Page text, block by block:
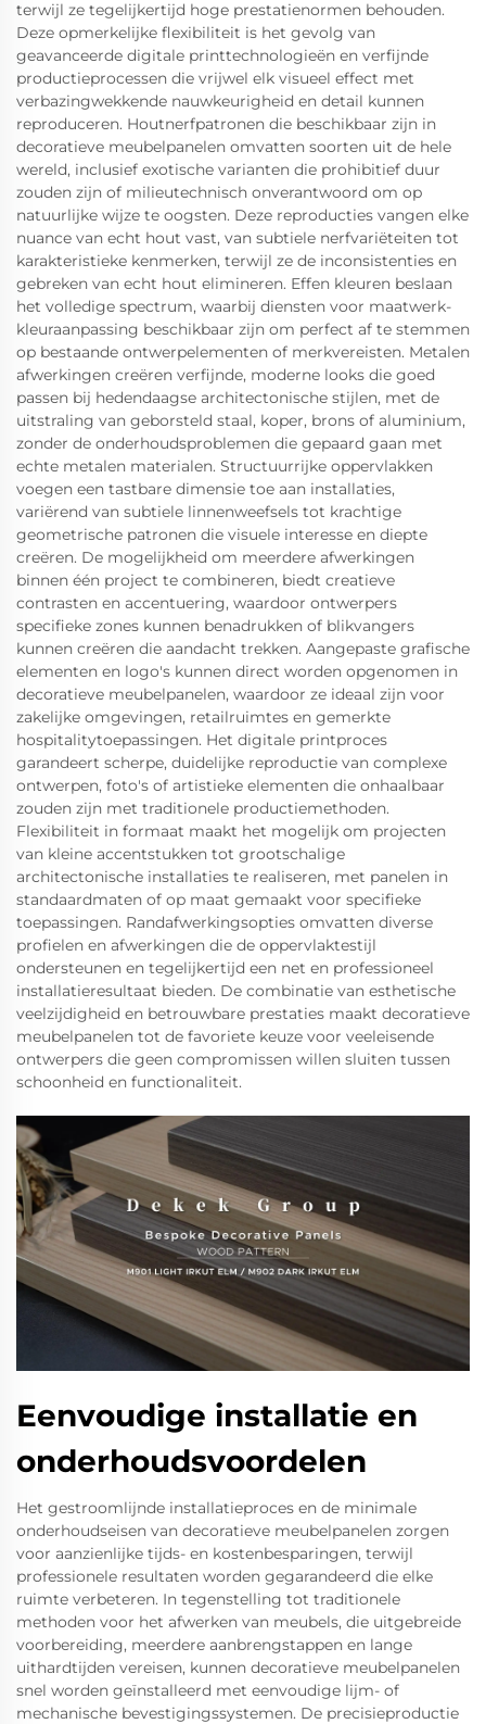
terwijl ze tegelijkertijd hoge prestatienormen behouden.
Deze opmerkelijke flexibiliteit is het gevolg van
geavanceerde digitale printtechnologieën en verfijnde
productieprocessen die vrijwel elk visueel effect met
verbazingwekkende nauwkeurigheid en detail kunnen
reproduceren. Houtnerfpatronen die beschikbaar zijn in
decoratieve meubelpanelen omvatten soorten uit de hele
wereld, inclusief exotische varianten die prohibitief duur
zouden zijn of milieutechnisch onverantwoord om op
natuurlijke wijze te oogsten. Deze reproducties vangen elke
nuance van echt hout vast, van subtiele nerfvariëteiten tot
karakteristieke kenmerken, terwijl ze de inconsistenties en
gebreken van echt hout elimineren. Effen kleuren beslaan
het volledige spectrum, waarbij diensten voor maatwerk-
kleuraanpassing beschikbaar zijn om perfect af te stemmen
op bestaande ontwerpelementen of merkvereisten. Metalen
afwerkingen creëren verfijnde, moderne looks die goed
passen bij hedendaagse architectonische stijlen, met de
uitstraling van geborsteld staal, koper, brons of aluminium,
zonder de onderhoudsproblemen die gepaard gaan met
echte metalen materialen. Structuurrijke oppervlakken
voegen een tastbare dimensie toe aan installaties,
variërend van subtiele linnenweefsels tot krachtige
geometrische patronen die visuele interesse en diepte
creëren. De mogelijkheid om meerdere afwerkingen
binnen één project te combineren, biedt creatieve
contrasten en accentuering, waardoor ontwerpers
specifieke zones kunnen benadrukken of blikvangers
kunnen creëren die aandacht trekken. Aangepaste grafische
elementen en logo's kunnen direct worden opgenomen in
decoratieve meubelpanelen, waardoor ze ideaal zijn voor
zakelijke omgevingen, retailruimtes en gemerkte
hospitalitytoepassingen. Het digitale printproces
garandeert scherpe, duidelijke reproductie van complexe
ontwerpen, foto's of artistieke elementen die onhaalbaar
zouden zijn met traditionele productiemethoden.
Flexibiliteit in formaat maakt het mogelijk om projecten
van kleine accentstukken tot grootschalige
architectonische installaties te realiseren, met panelen in
standaardmaten of op maat gemaakt voor specifieke
toepassingen. Randafwerkingsopties omvatten diverse
profielen en afwerkingen die de oppervlaktestijl
ondersteunen en tegelijkertijd een net en professioneel
installatieresultaat bieden. De combinatie van esthetische
veelzijdigheid en betrouwbare prestaties maakt decoratieve
meubelpanelen tot de favoriete keuze voor veeleisende
ontwerpers die geen compromissen willen sluiten tussen
schoonheid en functionaliteit.
Eenvoudige installatie en
onderhoudsvoordelen
Het gestroomlijnde installatieproces en de minimale
onderhoudseisen van decoratieve meubelpanelen zorgen
voor aanzienlijke tijds- en kostenbesparingen, terwijl
professionele resultaten worden gegarandeerd die elke
ruimte verbeteren. In tegenstelling tot traditionele
methoden voor het afwerken van meubels, die uitgebreide
voorbereiding, meerdere aanbrengstappen en lange
uithardtijden vereisen, kunnen decoratieve meubelpanelen
snel worden geïnstalleerd met eenvoudige lijm- of
mechanische bevestigingssystemen. De precisieproductie